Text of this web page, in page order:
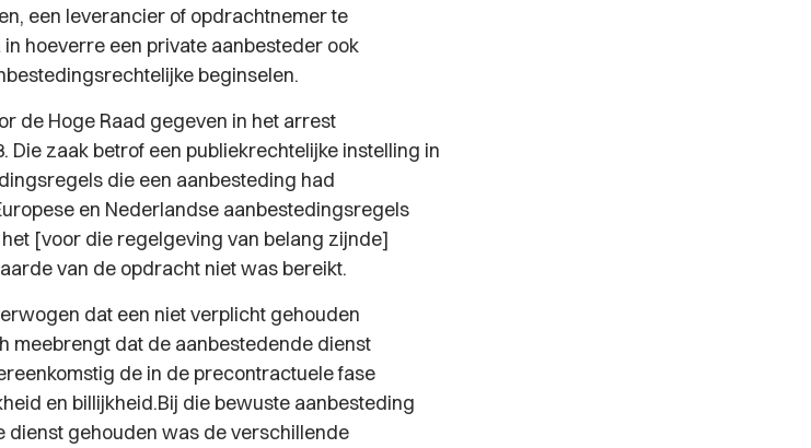
een leverancier of opdrachtnemer te
hoeverre een private aanbesteder ook
beginselen.
de Hoge Raad gegeven in het arrest
Die zaak betrof een publiekrechtelijke instelling in
die een aanbesteding had
en Nederlandse aanbestedingsregels
[voor die regelgeving van belang zijnde]
van de opdracht niet was bereikt.
dat een niet verplicht gehouden
meebrengt dat de aanbestedende dienst
de in de precontractuele fase
en billijkheid.Bij die bewuste aanbesteding
dienst gehouden was de verschillende